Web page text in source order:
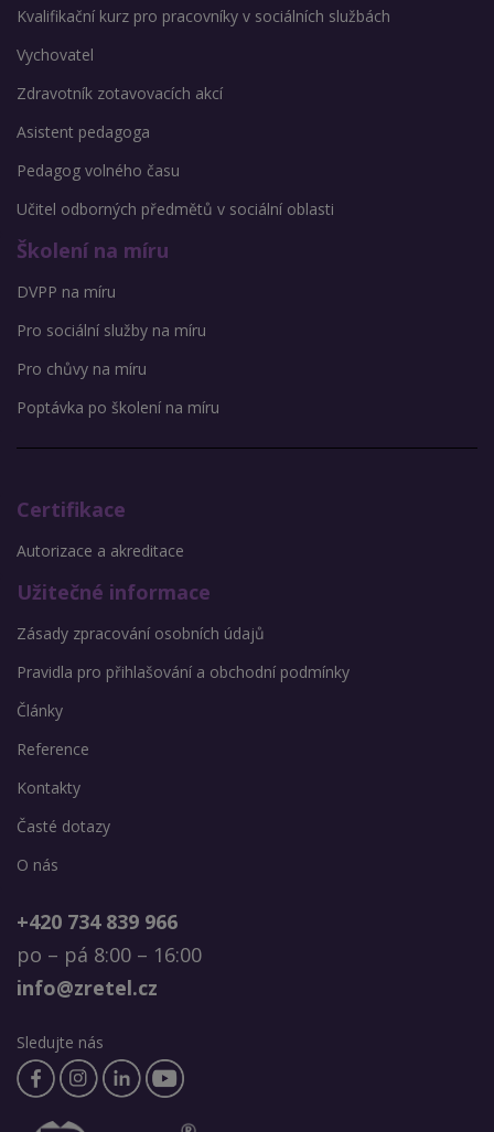
Kvalifikační kurz pro pracovníky v sociálních službách
Vychovatel
Zdravotník zotavovacích akcí
Asistent pedagoga
Pedagog volného času
Učitel odborných předmětů v sociální oblasti
Školení na míru
DVPP na míru
Pro sociální služby na míru
Pro chůvy na míru
Poptávka po školení na míru
Certifikace
Autorizace a akreditace
Užitečné informace
Zásady zpracování osobních údajů
Pravidla pro přihlašování a obchodní podmínky
Články
Reference
Kontakty
Časté dotazy
O nás
+420 734 839 966
po – pá 8:00 – 16:00
info@zretel.cz
Sledujte nás